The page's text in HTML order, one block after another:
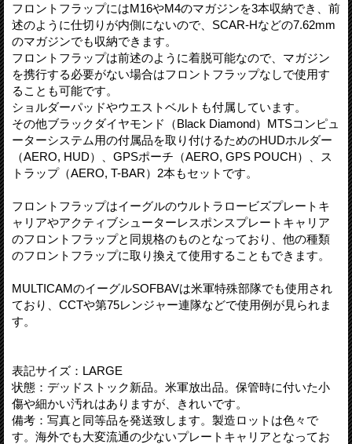
フロントフラップにはM16やM4のマガジンを3本収納でき、前
述のように仕切りが内側にないので、SCAR-Hなどの7.62mm
のマガジンでも収納できます。
フロントフラップは前述のように着脱可能なので、マガジン
を携行する必要がない場合はフロントフラップなしで使用す
ることも可能です。
ショルダーパッドやウエストベルトも付属しています。
その他ブラックダイヤモンド（Black Diamond）MTSコンピュ
ーターシステム用の付属品を取り付けるためのHUDホルダー
（AERO, HUD）、GPSポーチ（AERO, GPS POUCH）、ス
トラップ（AERO, T-BAR）2本もセットです。
フロントフラップはイーグルのウルトラロービズプレートキ
ャリアやアクティブシューターレスポンスプレートキャリア
のフロントフラップと同規格のものとなっており、他の種類
のフロントフラップに取り換えて使用することもできます。
MULTICAMのイーグルSOFBAVは米軍特殊部隊でも使用され
ており、CCTや第75レンジャー連隊などで使用例が見られま
す。
表記サイズ：LARGE
状態：デッドストック新品。米軍放出品。保管時に付いた小
傷や細かい汚れはありますが、きれいです。
備考：写真と同等品を発送致します。製造ロットは色々で
す。海外でも大変流通の少ないプレートキャリアとなってお